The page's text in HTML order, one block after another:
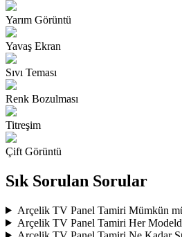
Yarım Görüntü
Yavaş Ekran
Sıvı Teması
Renk Bozulması
Titreşim
Çift Görüntü
Sık Sorulan Sorular
Arçelik TV Panel Tamiri Mümkün
Arçelik TV Panel Tamiri Her Modelde